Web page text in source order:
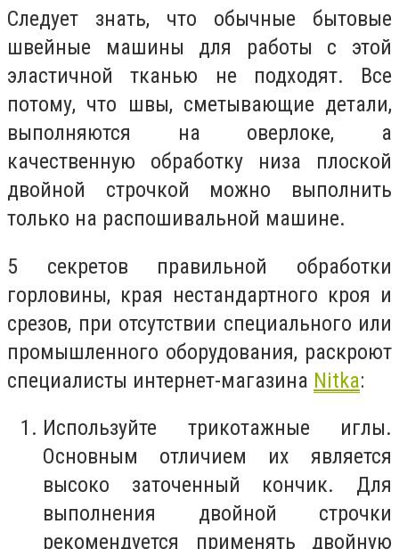
Следует знать, что обычные бытовые
швейные машины для работы с этой
эластичной тканью не подходят. Все
потому, что швы, сметывающие детали,
выполняются на оверлоке, а
качественную обработку низа плоской
двойной строчкой можно выполнить
только на распошивальной машине.
5 секретов правильной обработки
горловины, края нестандартного кроя и
срезов, при отсутствии специального или
промышленного оборудования, раскроют
специалисты интернет-магазина Nitka:
Используйте трикотажные иглы.
Основным отличием их является
высоко заточенный кончик. Для
выполнения двойной строчки
рекомендуется применять двойную